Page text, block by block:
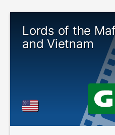
Lords of the
and Vietnam